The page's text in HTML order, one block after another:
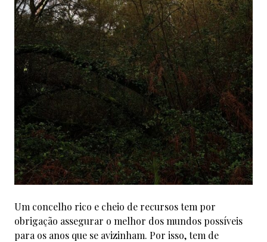
Um concelho rico e cheio de recursos tem por
obrigação assegurar o melhor dos mundos possíveis
para os anos que se avizinham. Por isso, tem de